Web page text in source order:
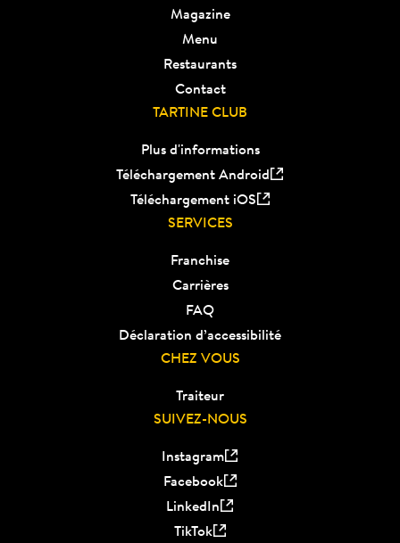
Magazine
Menu
Restaurants
Contact
TARTINE CLUB
Plus d'informations
Téléchargement Android
Téléchargement iOS
SERVICES
Franchise
Carrières
FAQ
Déclaration d’accessibilité
CHEZ VOUS
Traiteur
SUIVEZ-NOUS
Instagram
Facebook
LinkedIn
TikTok